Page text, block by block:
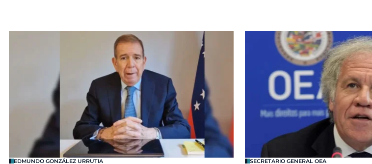
EDMUNDO GONZÁLEZ URRUTIA SECRETARIO GENERAL OEA